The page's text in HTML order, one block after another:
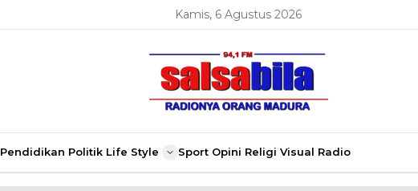
Kamis, 6 Agustus 2026
Pendidikan Politik Life Style Sport Opini Religi Visual Radio